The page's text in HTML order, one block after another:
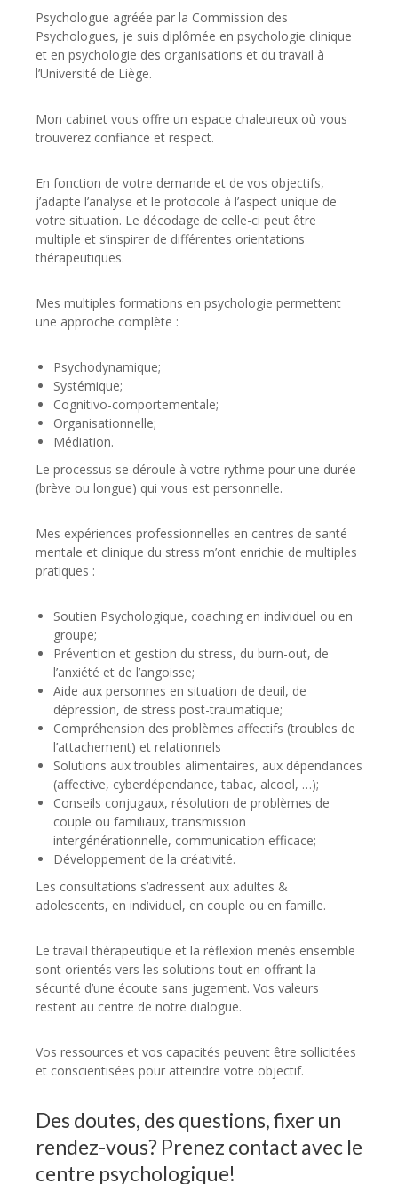
Psychologue agréée par la Commission des
Psychologues, je suis diplômée en psychologie clinique
et en psychologie des organisations et du travail à
l’Université de Liège.
Mon cabinet vous offre un espace chaleureux où vous
trouverez confiance et respect.
En fonction de votre demande et de vos objectifs,
j’adapte l’analyse et le protocole à l’aspect unique de
votre situation. Le décodage de celle-ci peut être
multiple et s’inspirer de différentes orientations
thérapeutiques.
Mes multiples formations en psychologie permettent
une approche complète :
Psychodynamique;
Systémique;
Cognitivo-comportementale;
Organisationnelle;
Médiation.
Le processus se déroule à votre rythme pour une durée
(brève ou longue) qui vous est personnelle.
Mes expériences professionnelles en centres de santé
mentale et clinique du stress m’ont enrichie de multiples
pratiques :
Soutien Psychologique, coaching en individuel ou en
groupe;
Prévention et gestion du stress, du burn-out, de
l’anxiété et de l’angoisse;
Aide aux personnes en situation de deuil, de
dépression, de stress post-traumatique;
Compréhension des problèmes affectifs (troubles de
l’attachement) et relationnels
Solutions aux troubles alimentaires, aux dépendances
(affective, cyberdépendance, tabac, alcool, …);
Conseils conjugaux, résolution de problèmes de
couple ou familiaux, transmission
intergénérationnelle, communication efficace;
Développement de la créativité.
Les consultations s’adressent aux adultes &
adolescents, en individuel, en couple ou en famille.
Le travail thérapeutique et la réflexion menés ensemble
sont orientés vers les solutions tout en offrant la
sécurité d’une écoute sans jugement. Vos valeurs
restent au centre de notre dialogue.
Vos ressources et vos capacités peuvent être sollicitées
et conscientisées pour atteindre votre objectif.
Des doutes, des questions, fixer un
rendez-vous? Prenez contact avec le
centre psychologique!